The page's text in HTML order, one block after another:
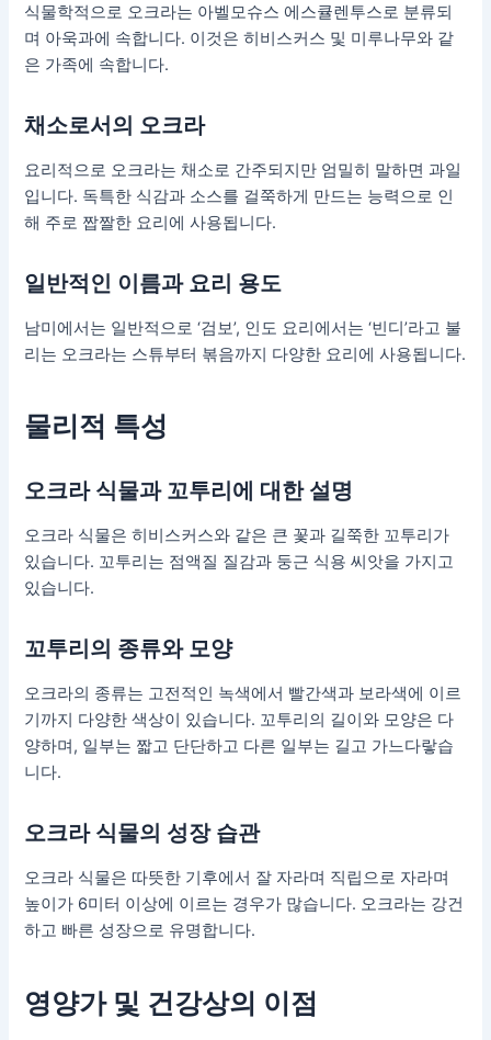
식물학적으로 오크라는 아벨모슈스 에스큘렌투스로 분류되
며 아욱과에 속합니다. 이것은 히비스커스 및 미루나무와 같
은 가족에 속합니다.
채소로서의 오크라
요리적으로 오크라는 채소로 간주되지만 엄밀히 말하면 과일
입니다. 독특한 식감과 소스를 걸쭉하게 만드는 능력으로 인
해 주로 짭짤한 요리에 사용됩니다.
일반적인 이름과 요리 용도
남미에서는 일반적으로 ‘검보’, 인도 요리에서는 ‘빈디’라고 불
리는 오크라는 스튜부터 볶음까지 다양한 요리에 사용됩니다.
물리적 특성
오크라 식물과 꼬투리에 대한 설명
오크라 식물은 히비스커스와 같은 큰 꽃과 길쭉한 꼬투리가
있습니다. 꼬투리는 점액질 질감과 둥근 식용 씨앗을 가지고
있습니다.
꼬투리의 종류와 모양
오크라의 종류는 고전적인 녹색에서 빨간색과 보라색에 이르
기까지 다양한 색상이 있습니다. 꼬투리의 길이와 모양은 다
양하며, 일부는 짧고 단단하고 다른 일부는 길고 가느다랗습
니다.
오크라 식물의 성장 습관
오크라 식물은 따뜻한 기후에서 잘 자라며 직립으로 자라며
높이가 6미터 이상에 이르는 경우가 많습니다. 오크라는 강건
하고 빠른 성장으로 유명합니다.
영양가 및 건강상의 이점